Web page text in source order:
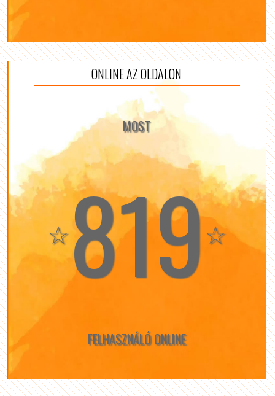
ONLINE AZ OLDALON
MOST
☆819☆
FELHASZNÁLÓ ONLINE